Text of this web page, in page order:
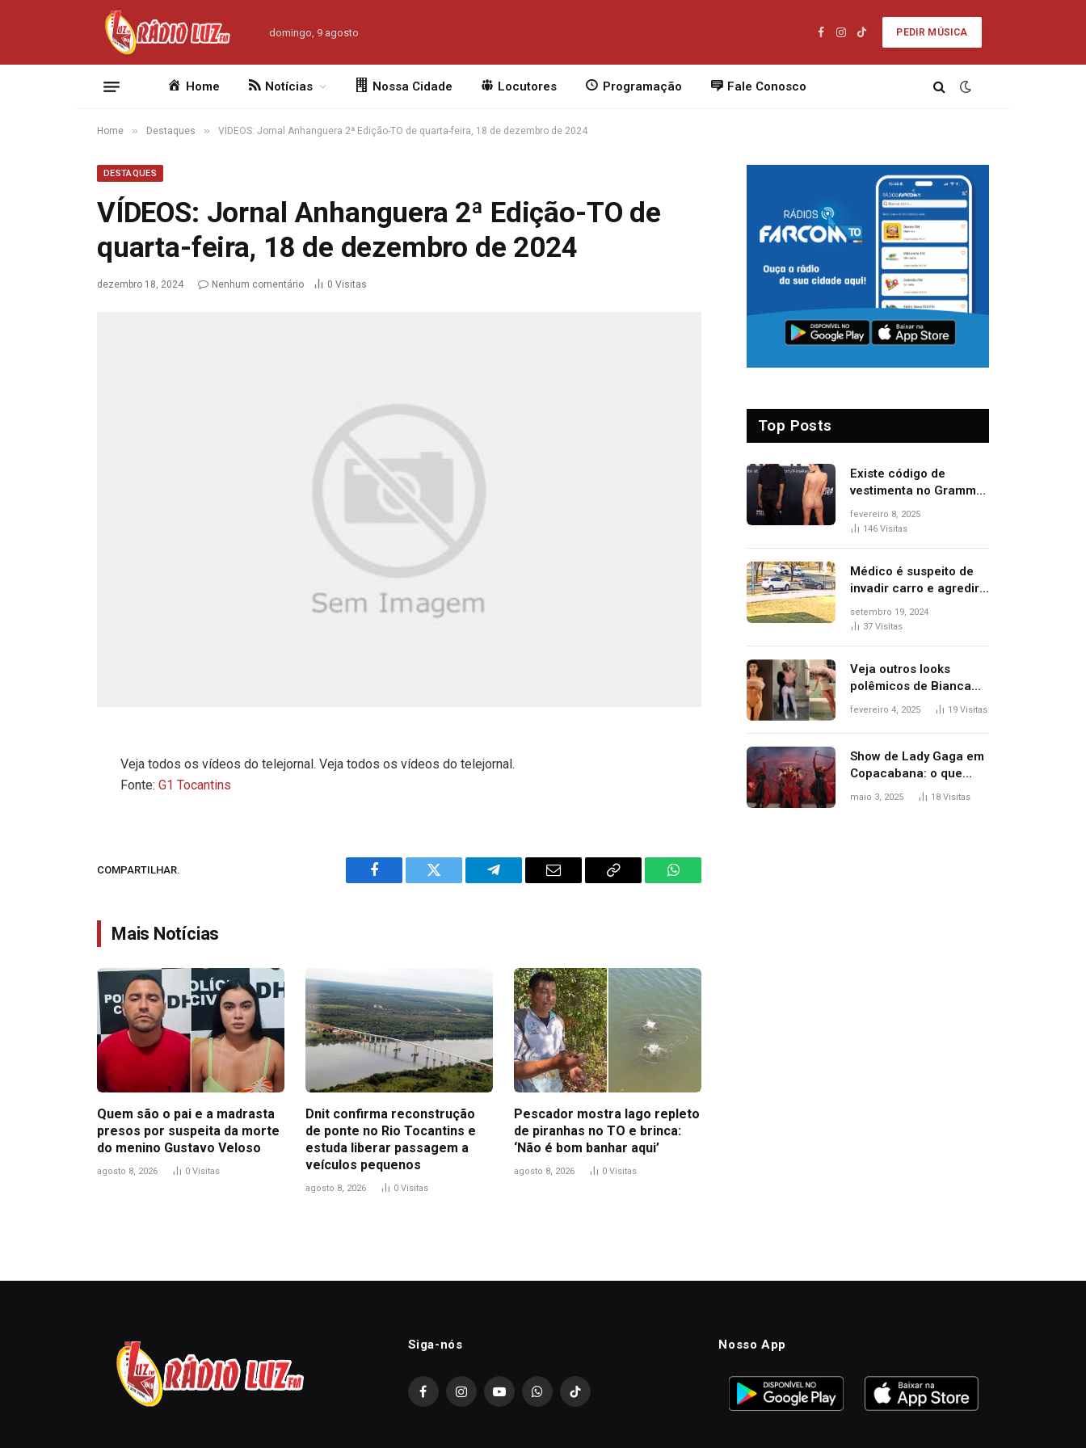
domingo, 9 agosto
Facebook
Instagram
TikTok
PEDIR MÚSICA
Home Notícias Nossa Cidade Locutores Programação Fale Conosco
Home » Destaques » VÍDEOS: Jornal Anhanguera 2ª Edição-TO de quarta-feira, 18 de dezembro de 2024
DESTAQUES
VÍDEOS: Jornal Anhanguera 2ª Edição-TO de
quarta-feira, 18 de dezembro de 2024
dezembro 18, 2024 Nenhum comentário 0 Visitas
Veja todos os vídeos do telejornal. Veja todos os vídeos do telejornal.
Fonte:G1 Tocantins
COMPARTILHAR.
Facebook Twitter Telegram Email
Copy
WhatsApp
Mais Notícias
Quem são o pai e a madrasta
presos por suspeita da morte
do menino Gustavo Veloso
agosto 8, 2026 0 Visitas
Dnit confirma reconstrução
de ponte no Rio Tocantins e
estuda liberar passagem a
veículos pequenos
agosto 8, 2026 0 Visitas
Pescador mostra lago repleto
de piranhas no TO e brinca:
‘Não é bom banhar aqui’
agosto 8, 2026 0 Visitas
Top Posts
Existe código de
vestimenta no Grammy?
Questionamento surgiu
após Bianca Censori,
premiação
fevereiro 8, 2025
146 Visitas
Médico é suspeito de
invadir carro e agredir
delegado aposentado
durante confusão no
setembro 19, 2024
37 Visitas
Veja outros looks
polêmicos de Bianca
Censori, esposa de
Grammy 2025
fevereiro 4, 2025 19 Visitas
Show de Lady Gaga em
Copacabana: o que
esperar, horários,
maio 3, 2025 18 Visitas
Siga-nós
FacebookInstagramYouTubeWhatsAppTikTok
Nosso App